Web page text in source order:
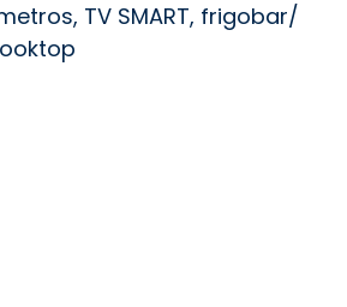
TV SMART, frigobar/